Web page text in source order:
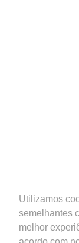
Utilizamos
semelhantes
melhor
Siga-